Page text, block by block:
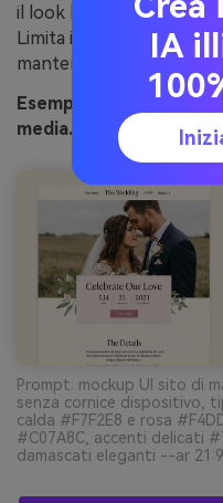
il look bilanciato e si
Limita il marrone scuro
mantenere la leggerezza
Esempio di immagine
media.io
Prompt: mockup UI sito di
senza cornice dispositivo,
calda #F7F2E8 e rosa
#C07A8C, accenti delicati
damascati eleganti --ar 21:9
IA